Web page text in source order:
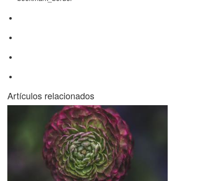
Artículos relacionados